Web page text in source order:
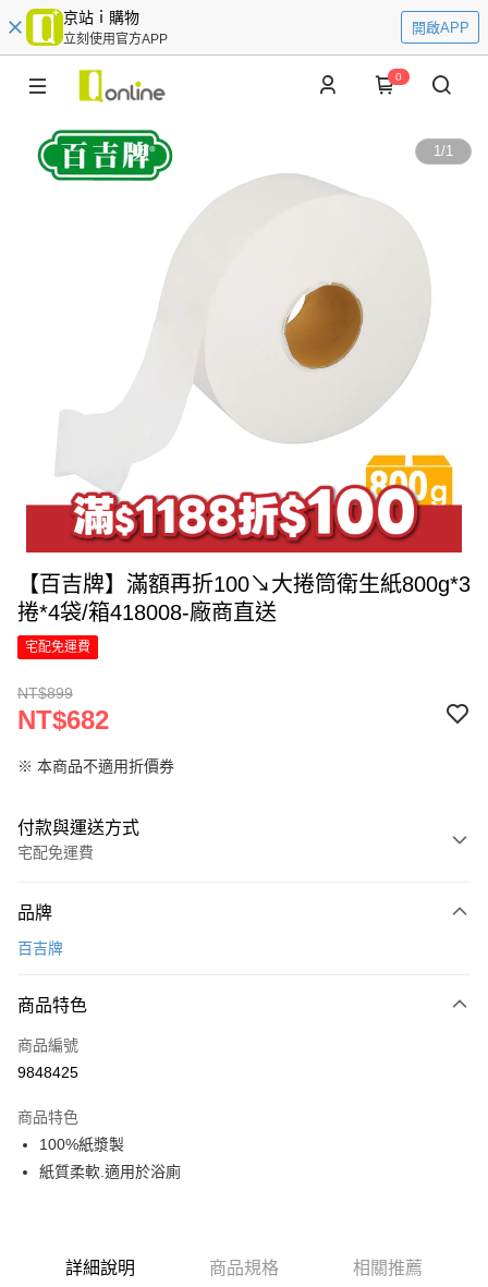
京站ｉ購物
立刻使用官方APP
開啟APP
0
1/1
【百吉牌】滿額再折100↘大捲筒衛生紙800g*3
捲*4袋/箱418008-廠商直送
宅配免運費
NT$899
NT$682
※ 本商品不適用折價券
付款與運送方式
宅配免運費
信用卡一次付款
Apple Pay
街口支付
Google Pay
全盈+PAY
【大哥付你分期使用說明】
1.本服務由台灣大哥大提供，台灣大哥大用戶可立即使用無須另外申請。
AFTEE先享後付
品牌
百吉牌
商品特色
商品編號
9848425
商品特色
100%紙漿製
紙質柔軟.適用於浴廁
詳細說明 商品規格 相關推薦